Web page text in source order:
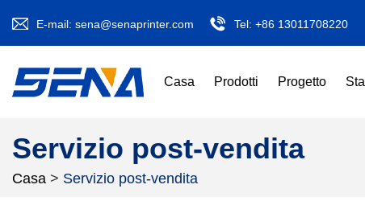
E-mail: sena@senaprinter.com Tel: +86 13011708220
Casa Prodotti Progetto
Servizio post-vendita
Casa > Servizio post-vendita